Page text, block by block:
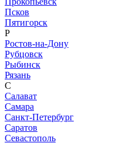
Псков
Пятигорск
Р
Ростов-на-Дону
Рубцовск
Рыбинск
Рязань
С
Салават
Самара
Санкт-Петербург
Саратов
Севастополь